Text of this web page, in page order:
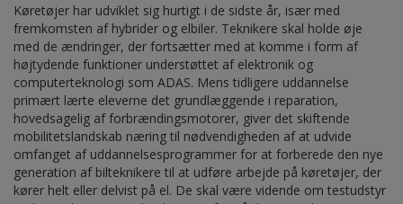
Køretøjer har udviklet sig hurtigt i de sidste år, især med
fremkomsten af hybrider og elbiler. Teknikere skal holde øje
med de ændringer, der fortsætter med at komme i form af
højtydende funktioner understøttet af elektronik og
computerteknologi som ADAS. Mens tidligere uddannelse
primært lærte eleverne det grundlæggende i reparation,
hovedsagelig af forbrændingsmotorer, giver det skiftende
mobilitetslandskab næring til nødvendigheden af at udvide
omfanget af uddannelsesprogrammer for at forberede den nye
generation af bilteknikere til at udføre arbejde på køretøjer, der
kører helt eller delvist på el. De skal være vidende om testudstyr